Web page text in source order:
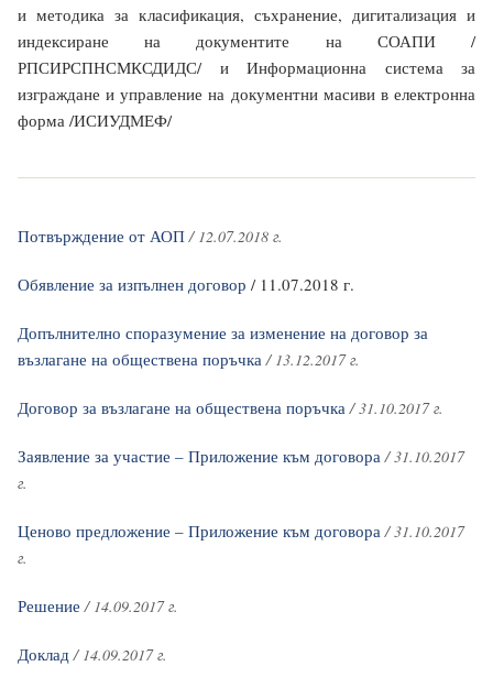
и методика за класификация, съхранение, дигитализация и
индексиране на документите на СОАПИ /
РПСИРСПНСМКСДИДС/ и Информационна система за
изграждане и управление на документни масиви в електронна
форма /ИСИУДМЕФ/
Потвърждение от АОП / 12.07.2018 г.
Обявление за изпълнен договор / 11.07.2018 г.
Допълнително споразумение за изменение на договор за
възлагане на обществена поръчка / 13.12.2017 г.
Договор за възлагане на обществена поръчка / 31.10.2017 г.
Заявление за участие – Приложение към договора / 31.10.2017
г.
Ценово предложение – Приложение към договора / 31.10.2017
г.
Решение / 14.09.2017 г.
Доклад / 14.09.2017 г.